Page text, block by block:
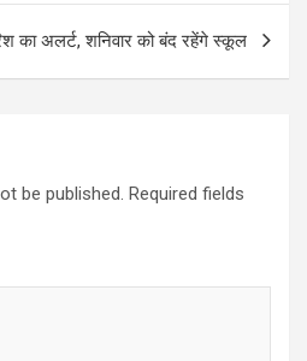
का अलर्ट, शनिवार को बंद रहेंगे स्कूल
be published. Required fields